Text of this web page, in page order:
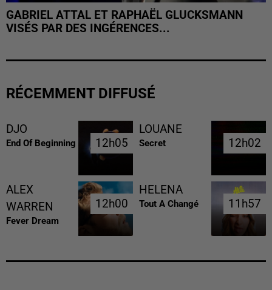
GABRIEL ATTAL ET RAPHAËL GLUCKSMANN
VISÉS PAR DES INGÉRENCES...
RÉCEMMENT DIFFUSÉ
DJO
End Of Beginning 12h05
12h05
LOUANE
Secret 12h02
12h02
ALEX
WARREN
Fever Dream
12h00
12h00
HELENA
Tout A Changé 11h57
11h57